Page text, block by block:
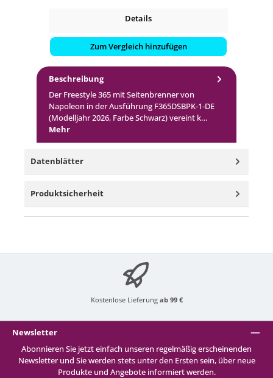
Details
Zum Vergleich hinzufügen
Beschreibung
Der Freestyle 365 mit Seitenbrenner von
Napoleon in der Ausführung F365DSBPK-1-DE
(Modelljahr 2026, Farbe Schwarz) vereint k…
Mehr
Datenblätter
Produktsicherheit
Kostenlose Lieferung ab 99 €
Newsletter
Abonnieren Sie jetzt einfach unseren regelmäßig erscheinenden
Newsletter und Sie werden stets unter den Ersten sein, über neue
Produkte und Angebote informiert werden.